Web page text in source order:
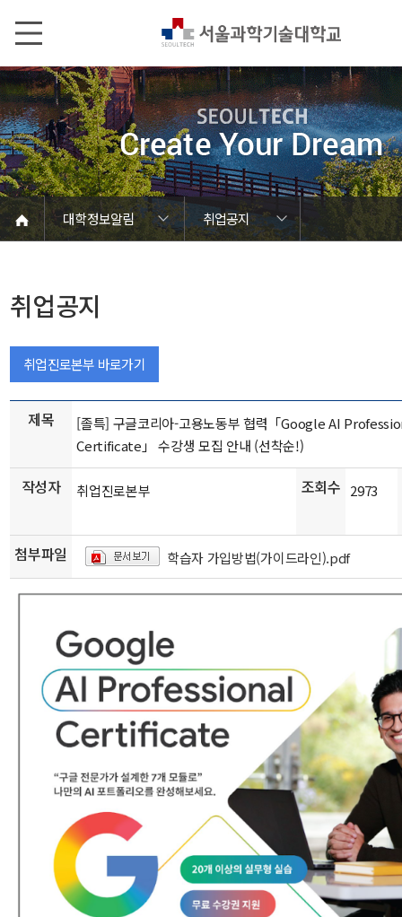
대학정보알림
취업공지
대학정보알림
정보공개
정보서비스안내
온라인민원센터
청렴행정
갑질신고센터
유실물 센터
SEOULTECH광장
대학공지사항
학사공지
장학공지
대학원공지
취업공지
대학입찰
채용정보
공모/외부행사
등록금심의위원회
코로나바이러스19 대응안내
재정위원회
취업공지
취업진로본부 바로가기
제목
[졸특] 구글코리아-고용노동부 협력「Google AI
Certificate」 수강생 모집 안내 (선착순!)
작성자 취업진로본부 조회수 2973
첨부파일 학습자 가입방법(가이드라인).pdf